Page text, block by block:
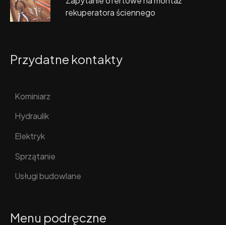
rekuperatora ściennego
Przydatne kontakty
Kominiarz
Hydraulik
Elektryk
Sprzątanie
Usługi budowlane
Menu podręczne